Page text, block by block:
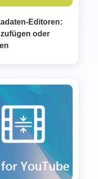
Editoren:
oder